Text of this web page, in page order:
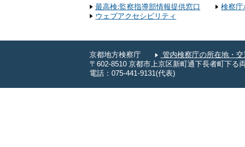
最高検:監察指導部情報提供窓口 検察庁
ウェブアクセシビリティ
京都地方検察庁
管内検察庁の所在地・交
〒602-8510 京都市上京区新町通下長者町下る
電話：075-441-9131(代表)